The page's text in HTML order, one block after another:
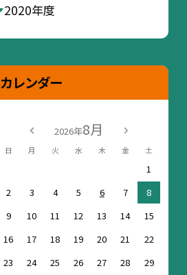
2020年度
カレンダー
2026年8月
日 月 火 水 木 金 土
1
2
3 4 5 6 7
8
9
10 11 12 13 14
15
16
17 18 19 20 21
22
23
24 25 26 27 28
29